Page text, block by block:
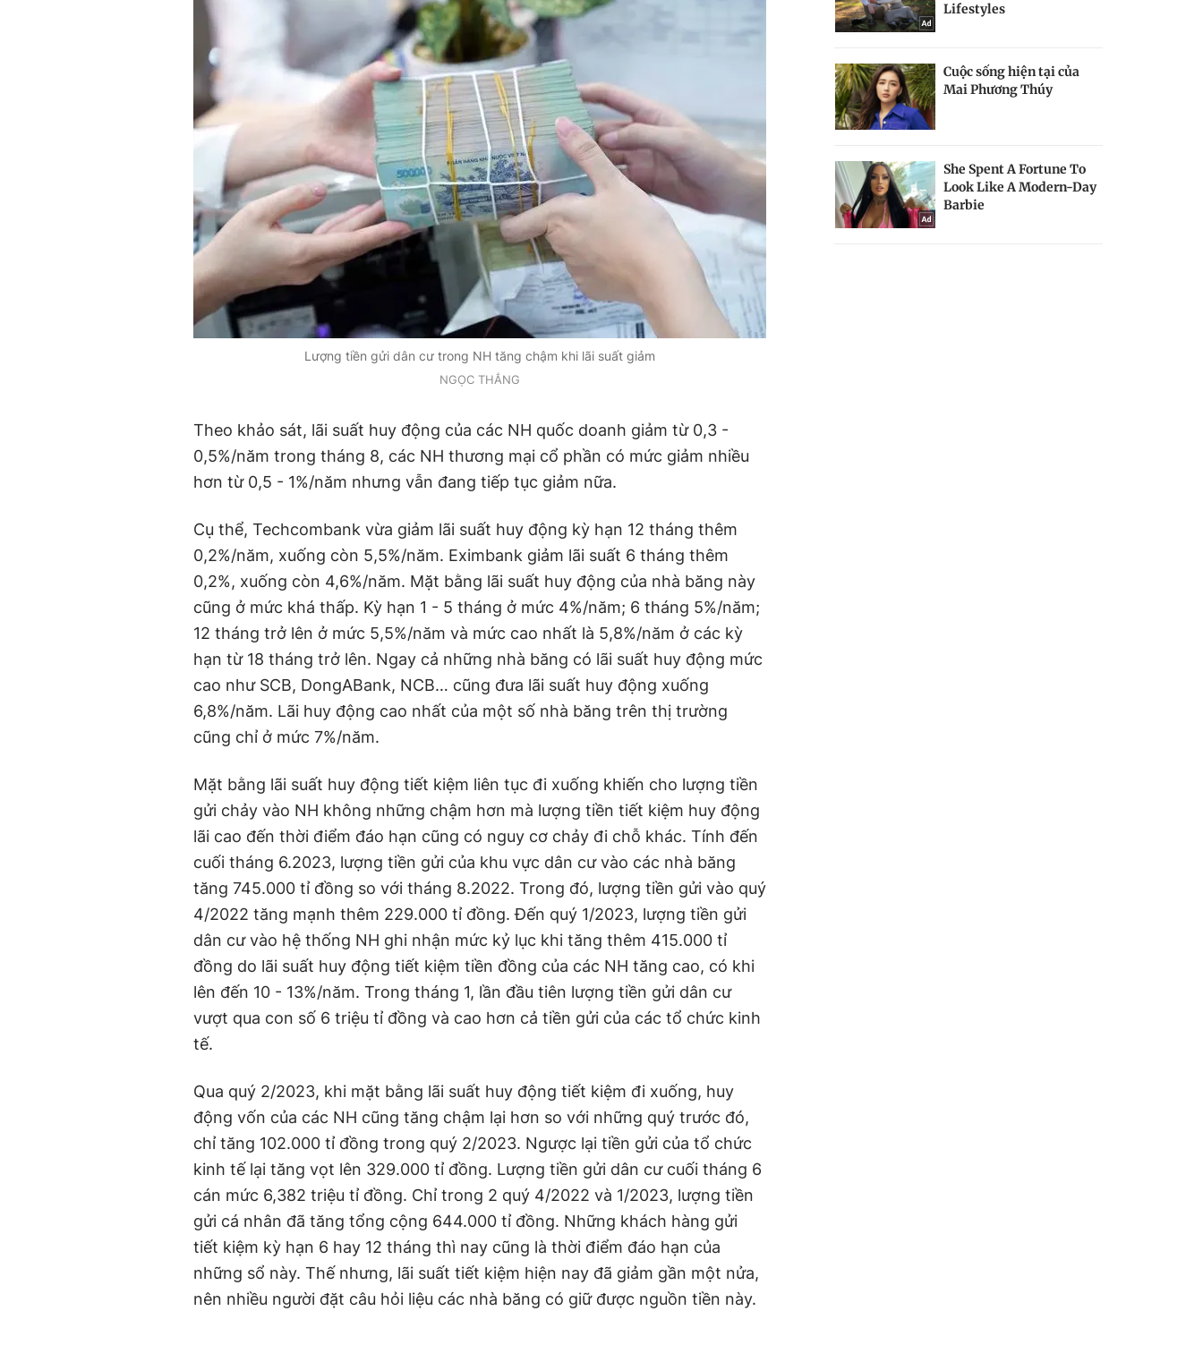
Lượng tiền gửi dân cư trong NH tăng chậm khi lãi suất giảm
NGỌC THẮNG
Theo khảo sát, lãi suất huy động của các NH quốc doanh giảm từ 0,3 -
0,5%/năm trong tháng 8, các NH thương mại cổ phần có mức giảm nhiều
hơn từ 0,5 - 1%/năm nhưng vẫn đang tiếp tục giảm nữa.
Cụ thể, Techcombank vừa giảm lãi suất huy động kỳ hạn 12 tháng thêm
0,2%/năm, xuống còn 5,5%/năm. Eximbank giảm lãi suất 6 tháng thêm
0,2%, xuống còn 4,6%/năm. Mặt bằng lãi suất huy động của nhà băng này
cũng ở mức khá thấp. Kỳ hạn 1 - 5 tháng ở mức 4%/năm; 6 tháng 5%/năm;
12 tháng trở lên ở mức 5,5%/năm và mức cao nhất là 5,8%/năm ở các kỳ
hạn từ 18 tháng trở lên. Ngay cả những nhà băng có lãi suất huy động mức
cao như SCB, DongABank, NCB… cũng đưa lãi suất huy động xuống
6,8%/năm. Lãi huy động cao nhất của một số nhà băng trên thị trường
cũng chỉ ở mức 7%/năm.
Mặt bằng lãi suất huy động tiết kiệm liên tục đi xuống khiến cho lượng tiền
gửi chảy vào NH không những chậm hơn mà lượng tiền tiết kiệm huy động
lãi cao đến thời điểm đáo hạn cũng có nguy cơ chảy đi chỗ khác. Tính đến
cuối tháng 6.2023, lượng tiền gửi của khu vực dân cư vào các nhà băng
tăng 745.000 tỉ đồng so với tháng 8.2022. Trong đó, lượng tiền gửi vào quý
4/2022 tăng mạnh thêm 229.000 tỉ đồng. Đến quý 1/2023, lượng tiền gửi
dân cư vào hệ thống NH ghi nhận mức kỷ lục khi tăng thêm 415.000 tỉ
đồng do lãi suất huy động tiết kiệm tiền đồng của các NH tăng cao, có khi
lên đến 10 - 13%/năm. Trong tháng 1, lần đầu tiên lượng tiền gửi dân cư
vượt qua con số 6 triệu tỉ đồng và cao hơn cả tiền gửi của các tổ chức kinh
tế.
Qua quý 2/2023, khi mặt bằng lãi suất huy động tiết kiệm đi xuống, huy
động vốn của các NH cũng tăng chậm lại hơn so với những quý trước đó,
chỉ tăng 102.000 tỉ đồng trong quý 2/2023. Ngược lại tiền gửi của tổ chức
kinh tế lại tăng vọt lên 329.000 tỉ đồng. Lượng tiền gửi dân cư cuối tháng 6
cán mức 6,382 triệu tỉ đồng. Chỉ trong 2 quý 4/2022 và 1/2023, lượng tiền
gửi cá nhân đã tăng tổng cộng 644.000 tỉ đồng. Những khách hàng gửi
tiết kiệm kỳ hạn 6 hay 12 tháng thì nay cũng là thời điểm đáo hạn của
những sổ này. Thế nhưng, lãi suất tiết kiệm hiện nay đã giảm gần một nửa,
nên nhiều người đặt câu hỏi liệu các nhà băng có giữ được nguồn tiền này.